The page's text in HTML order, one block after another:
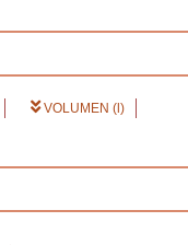
VOLUMEN (l)